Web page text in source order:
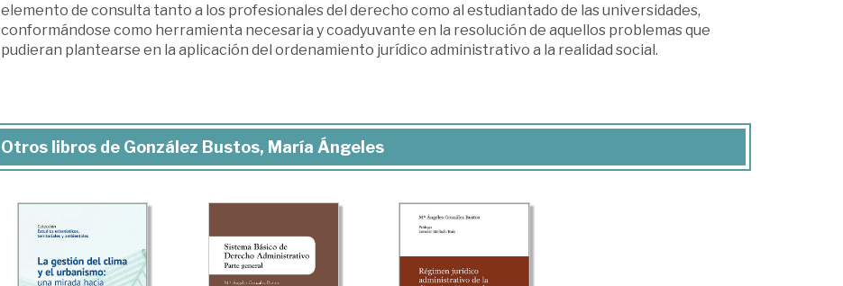
elemento de consulta tanto a los profesionales del derecho como al estudiantado de las universidades,
conformándose como herramienta necesaria y coadyuvante en la resolución de aquellos problemas que
pudieran plantearse en la aplicación del ordenamiento jurídico administrativo a la realidad social.
Otros libros de González Bustos, María Ángeles